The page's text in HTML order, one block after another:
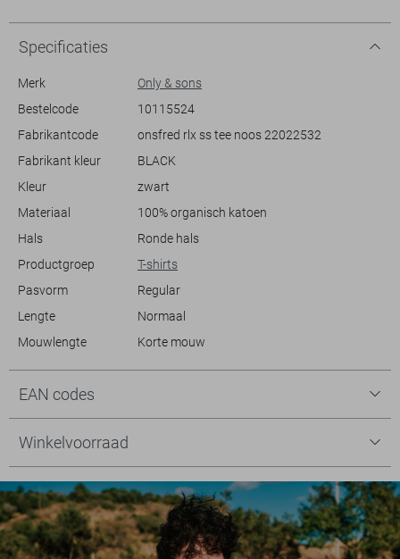
mouwen, wat het ideaal maakt voor de warmere dagen. De normale
lengte zorgt ervoor dat het T-shirt altijd goed valt, of je het nu
combineert met jeans of shorts.
keuze voor diverse gelegenheden. Of je nu een informele lunch hebt of
een relaxte avond met vrienden, het minimalistische design zorgt
ervoor dat je altijd goed voor de dag komt. Dankzij het duurzame
bewuste modekeuzes maakt. Combineer het met een lichte denim
short en sneakers voor een casual look die altijd werkt.
Specificaties
Merk
Only & sons
Bestelcode
10115524
Fabrikantcode
onsfred rlx ss tee noos 22022532
Fabrikant kleur
BLACK
Kleur
zwart
Materiaal
100% organisch katoen
Hals
Ronde hals
Productgroep
T-shirts
Pasvorm
Regular
Lengte
Normaal
Mouwlengte
Korte mouw
EAN codes
Winkelvoorraad